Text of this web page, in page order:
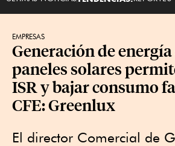
EMPRESAS
Generación de energía
paneles solares
ISR y bajar consumo
CFE: Greenlux
El director Comercial de